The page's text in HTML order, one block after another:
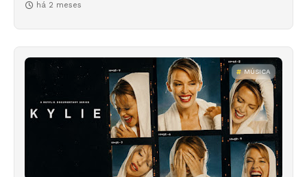
há 2 meses
MÚSICA